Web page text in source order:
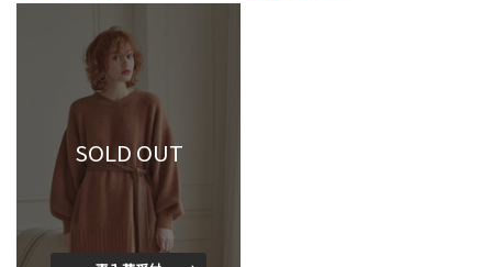
SOLD OUT